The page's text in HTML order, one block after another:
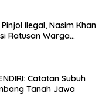
Ilegal, Nasim Khan
Ratusan Warga
Catatan Subuh
Tanah Jawa